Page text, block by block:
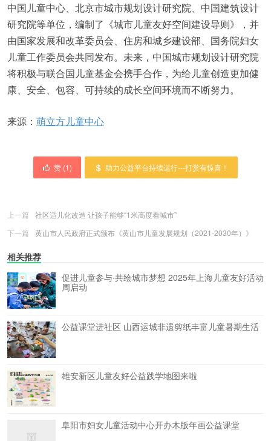
中国儿童中心、北京市城市规划设计研究院、中国建筑设计
研究院等单位，编制了《城市儿童友好空间建设导则》，并
由国家发展和改革委员会、住房和城乡建设部、国务院妇女
儿童工作委员会共同发布。未来，中国城市规划设计研究院
将积极与联合国儿童基金会携手合作，为给儿童创造更加健
康、安全、包容、可持续的成长空间环境而不断努力。
来源： 萌立方儿童中心
赞 (1) 助力公益平台持续运行---打赏有惊喜！
上一篇
社区适儿化改造 让孩子能够“1米高度看城市”
下一篇
黄山市人民政府正式颁布《黄山市儿童发展规划（2021-2030年）》
相关推荐
促进儿童参与·共绘城市梦想 2025年上海儿童友好活动
周启动
公益课堂进社区 山西运城非遗剪纸丰富儿童暑期生活
雄安新区儿童友好公益践学地图来啦
阜阳市妇女儿童活动中心开办木版年画公益课堂